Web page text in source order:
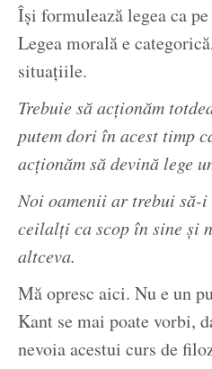
Își formulează legea ca
Legea morală e
situațiile.
Trebuie să acționăm
putem dori în acest timp
acționăm să devină lege
Noi oamenii ar trebui să-
ceilalți ca scop în sine și
altceva.
Mă opresc aici. Nu e un
Kant se mai poate vorbi,
nevoia acestui curs de